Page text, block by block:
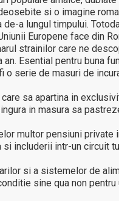
si o imagine
de-a lungul timpului.
Europene face din
strainilor care ne
an. Esential pentru buna
o serie de masuri de
sa apartina in
in masura sa
multor pensiuni private
includerii intr-un circuit
si a sistemelor de
sine qua non pentru